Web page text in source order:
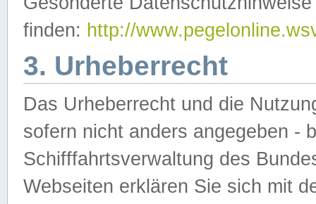
finden: http://
3. Urheberrecht
Das Urheberrecht und die
sofern nicht anders angegeben -
Schifffahrtsverwaltung des
Webseiten erklären Sie sich mit